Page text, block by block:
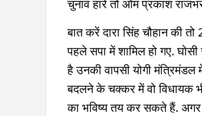
चुनाव हारे तो ओम प्रकाश
बात करें दारा सिंह चौहान की
पहले सपा में शामिल हो गए.
है उनकी वापसी योगी
बदलने के चक्कर में वो विधायक
का भविष्य तय कर सकते हैं. अगर